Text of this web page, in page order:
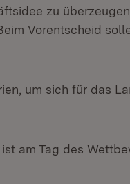
zu
Vorentscheid
um sich für das
am Tag des